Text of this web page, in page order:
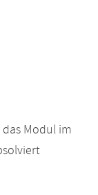
Modul im